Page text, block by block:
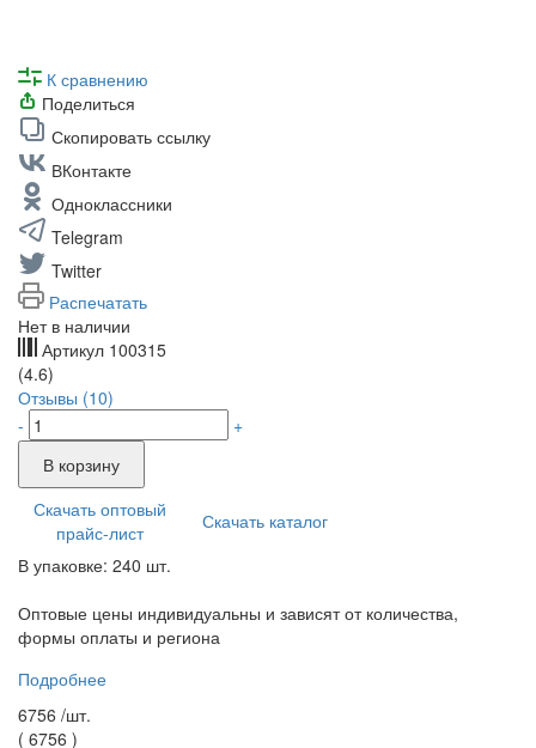
К сравнению
Поделиться
Скопировать ссылку
ВКонтакте
Одноклассники
Telegram
Twitter
Распечатать
Нет в наличии
Артикул 100315
(4.6)
Отзывы (10)
-
+
В корзину
Скачать оптовый
прайс-лист
Скачать каталог
В упаковке: 240 шт.
Оптовые цены индивидуальны и зависят от количества,
формы оплаты и региона
Подробнее
6756 /шт.
( 6756 )